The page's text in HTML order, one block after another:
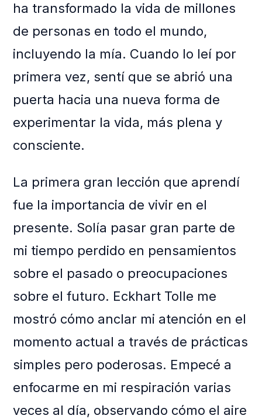
ha transformado la vida de millones
de personas en todo el mundo,
incluyendo la mía. Cuando lo leí por
primera vez, sentí que se abrió una
puerta hacia una nueva forma de
experimentar la vida, más plena y
consciente.
La primera gran lección que aprendí
fue la importancia de vivir en el
presente. Solía pasar gran parte de
mi tiempo perdido en pensamientos
sobre el pasado o preocupaciones
sobre el futuro. Eckhart Tolle me
mostró cómo anclar mi atención en el
momento actual a través de prácticas
simples pero poderosas. Empecé a
enfocarme en mi respiración varias
veces al día, observando cómo el aire